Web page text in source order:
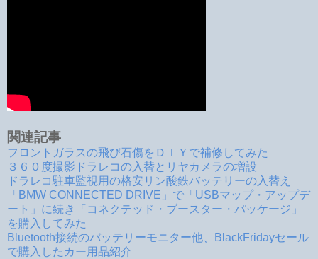
関連記事
フロントガラスの飛び石傷をＤＩＹで補修してみた
３６０度撮影ドラレコの入替とリヤカメラの増設
ドラレコ駐車監視用の格安リン酸鉄バッテリーの入替え
「BMW CONNECTED DRIVE」で「USBマップ・アップデ
ート」に続き「コネクテッド・ブースター・パッケージ」
を購入してみた
Bluetooth接続のバッテリーモニター他、BlackFridayセール
で購入したカー用品紹介